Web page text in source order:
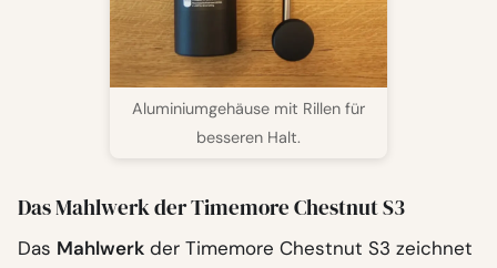
Aluminiumgehäuse mit Rillen für
besseren Halt.
Das Mahlwerk der Timemore Chestnut S3
Das Mahlwerk der Timemore Chestnut S3 zeichnet